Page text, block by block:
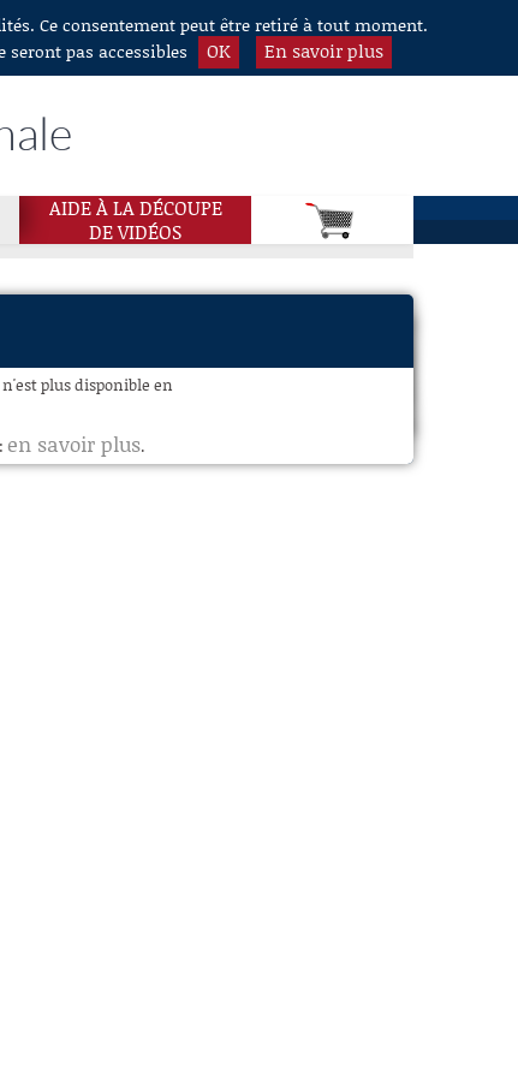
Ce consentement peut être retiré à tout moment.
seront pas accessibles
OK En savoir plus
AIDE À LA DÉCOUPE
DE VIDÉOS
plus disponible en
en savoir plus.